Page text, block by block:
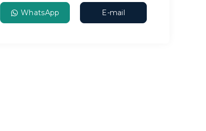
WhatsApp E-mail